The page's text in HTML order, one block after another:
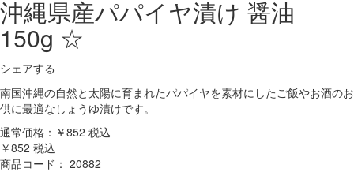
沖縄県産パパイヤ漬け 醤油
150g ☆
シェアする
南国沖縄の自然と太陽に育まれたパパイヤを素材にしたご飯やお酒のお
供に最適なしょうゆ漬けです。
通常価格：￥852 税込
￥852 税込
商品コード： 20882